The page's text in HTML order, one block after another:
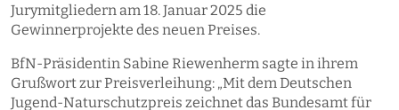
Jurymitgliedern am 18. Januar 2025 die
Gewinnerprojekte des neuen Preises.
BfN-Präsidentin Sabine Riewenherm sagte in ihrem
Grußwort zur Preisverleihung: „Mit dem Deutschen
Jugend-Naturschutzpreis zeichnet das Bundesamt für